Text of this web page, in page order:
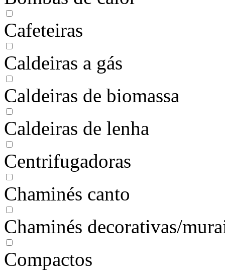
Cafeteiras
Caldeiras a gás
Caldeiras de biomassa
Caldeiras de lenha
Centrifugadoras
Chaminés canto
Chaminés decorativas/
Compactos